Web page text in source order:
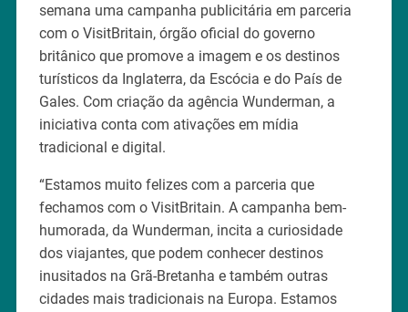
semana uma campanha publicitária em parceria
com o VisitBritain, órgão oficial do governo
britânico que promove a imagem e os destinos
turísticos da Inglaterra, da Escócia e do País de
Gales. Com criação da agência Wunderman, a
iniciativa conta com ativações em mídia
tradicional e digital.
“Estamos muito felizes com a parceria que
fechamos com o VisitBritain. A campanha bem-
humorada, da Wunderman, incita a curiosidade
dos viajantes, que podem conhecer destinos
inusitados na Grã-Bretanha e também outras
cidades mais tradicionais na Europa. Estamos